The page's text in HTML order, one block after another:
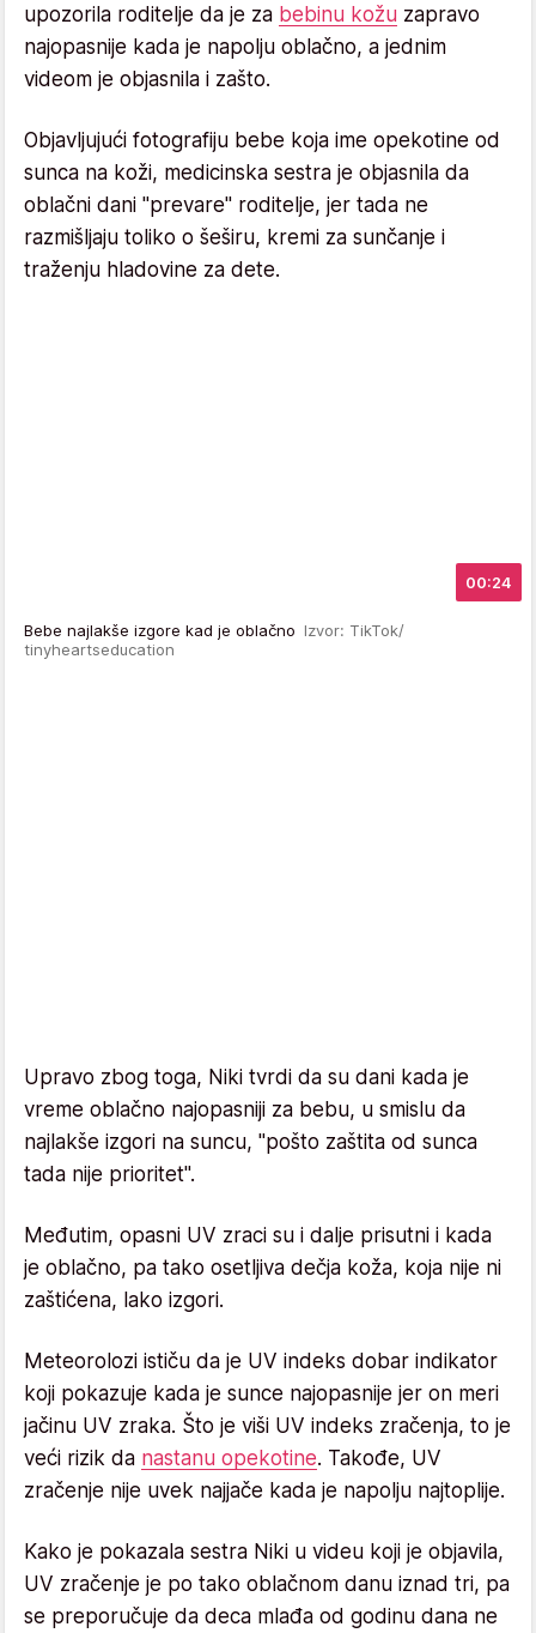
upozorila roditelje da je za bebinu kožu zapravo
najopasnije kada je napolju oblačno, a jednim
videom je objasnila i zašto.
Objavljujući fotografiju bebe koja ime opekotine od
sunca na koži, medicinska sestra je objasnila da
oblačni dani "prevare" roditelje, jer tada ne
razmišljaju toliko o šeširu, kremi za sunčanje i
traženju hladovine za dete.
00:24
Bebe najlakše izgore kad je oblačno Izvor: TikTok/
tinyheartseducation
Upravo zbog toga, Niki tvrdi da su dani kada je
vreme oblačno najopasniji za bebu, u smislu da
najlakše izgori na suncu, "pošto zaštita od sunca
tada nije prioritet".
Međutim, opasni UV zraci su i dalje prisutni i kada
je oblačno, pa tako osetljiva dečja koža, koja nije ni
zaštićena, lako izgori.
Meteorolozi ističu da je UV indeks dobar indikator
koji pokazuje kada je sunce najopasnije jer on meri
jačinu UV zraka. Što je viši UV indeks zračenja, to je
veći rizik da nastanu opekotine. Takođe, UV
zračenje nije uvek najjače kada je napolju najtoplije.
Kako je pokazala sestra Niki u videu koji je objavila,
UV zračenje je po tako oblačnom danu iznad tri, pa
se preporučuje da deca mlađa od godinu dana ne